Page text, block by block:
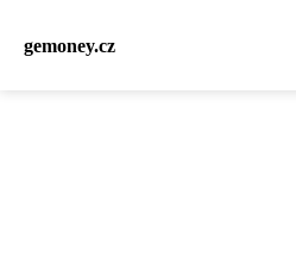
gemoney.cz